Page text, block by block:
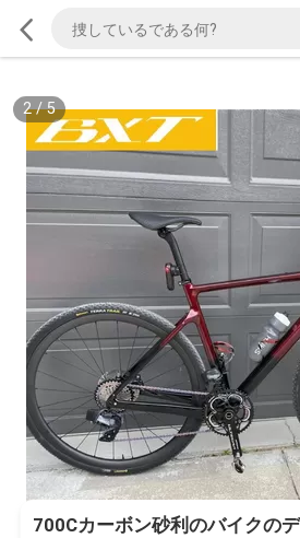
2/5
700Cカーボン砂利のバイクの